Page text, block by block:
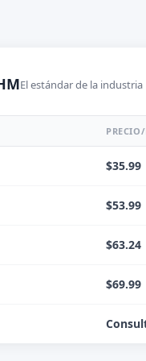
El estándar de la industria
$35.99
$53.99
$63.24
$69.99